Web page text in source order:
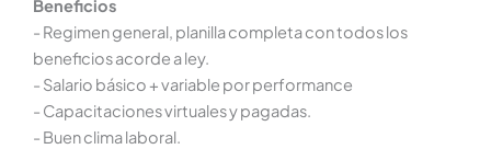
Beneficios
- Regimen general, planilla completa con todos los
beneficios acorde a ley.
- Salario básico + variable por performance
- Capacitaciones virtuales y pagadas.
- Buen clima laboral.